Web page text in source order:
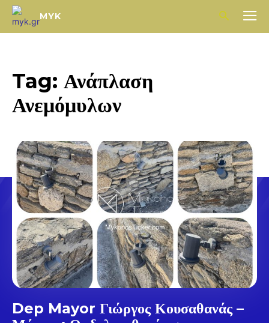
MYK
Tag: Ανάπλαση
Ανεμόμυλων
Dep Mayor Γιώργος Κουσαθανάς –